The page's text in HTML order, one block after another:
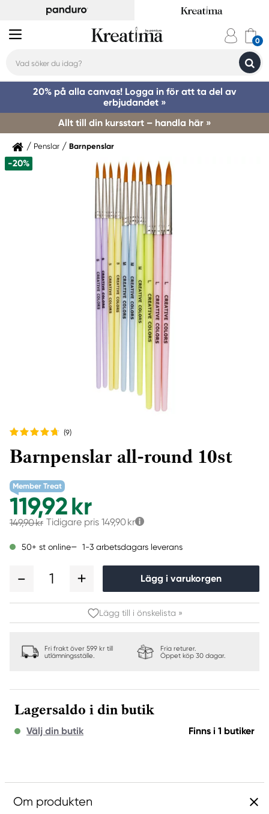
20% på alla canvas! Logga in för att ta del av
erbjudandet »
Allt till din kursstart – handla här »
Penslar Barnpenslar
-20%
(9)
Barnpenslar all-round 10st
Member Treat
119,92 kr
149,90 kr Tidigare pris 149,90 kr
50+ st online 1-3 arbetsdagars leverans
1 Lägg i varukorgen
Lägg till i önskelista »
Fri frakt över 599 kr till
utlämningsställe.
Fria returer.
Öppet köp 30 dagar.
Lagersaldo i din butik
Välj din butik Finns i 1 butiker
Om produkten